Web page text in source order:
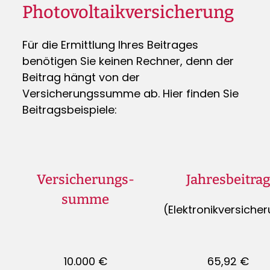
Photovoltaikversicherung
Für die Ermittlung Ihres Beitrages
benötigen Sie keinen Rechner, denn der
Beitrag hängt von der
Versicherungssumme ab. Hier finden Sie
Beitragsbeispiele:
Versicherungs-
summe
Jahresbeitrag
10.000 € 65,92 €